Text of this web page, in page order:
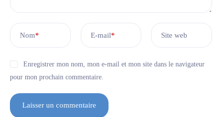
Nom* E-mail* Site web
Enregistrer mon nom, mon e-mail et mon site dans le navigateur
pour mon prochain commentaire.